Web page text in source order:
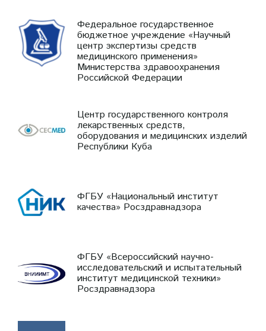
Федеральное государственное
бюджетное учреждение «Научный
центр экспертизы средств
медицинского применения»
Министерства здравоохранения
Российской Федерации
Центр государственного контроля
лекарственных средств,
оборудования и медицинских изделий
Республики Куба
ФГБУ «Национальный институт
качества» Росздравнадзора
ФГБУ «Всероссийский научно-
исследовательский и испытательный
институт медицинской техники»
Росздравнадзора